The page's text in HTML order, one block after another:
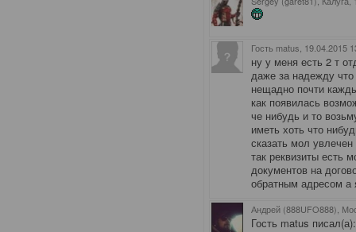
Гость matus , 19.04.2015
ну у меня есть 2 т
даже за надежду
нещадно почти
как появилась
че нибудь и то
иметь хоть что
сказать мол
так реквизиты есть
документов на
обратным адресом
Андрей (888UFO888),
Гость matus писал(а):